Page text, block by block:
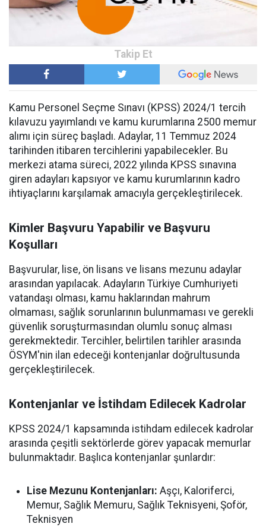
Kamu Personel Seçme Sınavı (KPSS) 2024/1 tercih
kılavuzu yayımlandı ve kamu kurumlarına 2500 memur
alımı için süreç başladı. Adaylar, 11 Temmuz 2024
tarihinden itibaren tercihlerini yapabilecekler. Bu
merkezi atama süreci, 2022 yılında KPSS sınavına
giren adayları kapsıyor ve kamu kurumlarının kadro
ihtiyaçlarını karşılamak amacıyla gerçekleştirilecek.
Kimler Başvuru Yapabilir ve Başvuru
Koşulları
Başvurular, lise, ön lisans ve lisans mezunu adaylar
arasından yapılacak. Adayların Türkiye Cumhuriyeti
vatandaşı olması, kamu haklarından mahrum
olmaması, sağlık sorunlarının bulunmaması ve gerekli
güvenlik soruşturmasından olumlu sonuç alması
gerekmektedir. Tercihler, belirtilen tarihler arasında
ÖSYM'nin ilan edeceği kontenjanlar doğrultusunda
gerçekleştirilecek.
Kontenjanlar ve İstihdam Edilecek Kadrolar
KPSS 2024/1 kapsamında istihdam edilecek kadrolar
arasında çeşitli sektörlerde görev yapacak memurlar
bulunmaktadır. Başlıca kontenjanlar şunlardır:
Lise Mezunu Kontenjanları: Aşçı, Kaloriferci,
Memur, Sağlık Memuru, Sağlık Teknisyeni, Şoför,
Teknisyen